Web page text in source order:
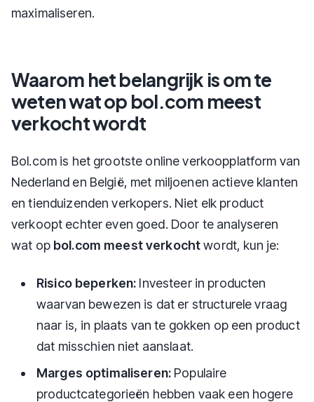
maximaliseren.
Waarom het belangrijk is om te
weten wat op bol.com meest
verkocht wordt
Bol.com is het grootste online verkoopplatform van
Nederland en België, met miljoenen actieve klanten
en tienduizenden verkopers. Niet elk product
verkoopt echter even goed. Door te analyseren
wat op bol.com meest verkochtwordt, kun je:
Risico beperken: Investeer in producten
waarvan bewezen is dat er structurele vraag
naar is, in plaats van te gokken op een product
dat misschien niet aanslaat.
Marges optimaliseren: Populaire
productcategorieën hebben vaak een hogere